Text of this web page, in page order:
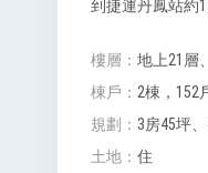
到捷運丹鳳站約
樓層
地上21層
棟戶
2棟，152
規劃
3房45坪
土地
住